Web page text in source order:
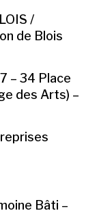
/
de Blois
– 34 Place
des Arts) –
Bâti –